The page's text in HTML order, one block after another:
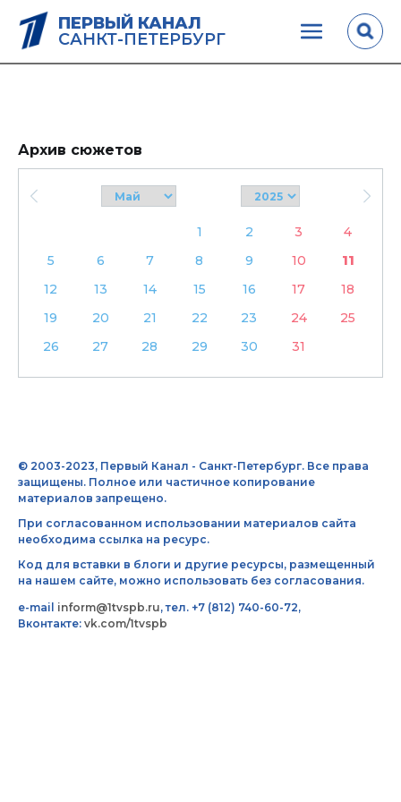
ПЕРВЫЙ КАНАЛ
САНКТ-ПЕТЕРБУРГ
Архив сюжетов
1 2 3
4
5
6 7 8 9 10
11
12
13 14 15 16 17
18
19
20 21 22 23 24
25
26
27 28 29 30 31
© 2003-2023, Первый Канал - Санкт-Петербург. Все права
защищены. Полное или частичное копирование
материалов запрещено.
При согласованном использовании материалов сайта
необходима ссылка на ресурс.
Код для вставки в блоги и другие ресурсы, размещенный
на нашем сайте, можно использовать без согласования.
e-mail inform@1tvspb.ru, тел. +7 (812) 740-60-72,
Вконтакте: vk.com/1tvspb